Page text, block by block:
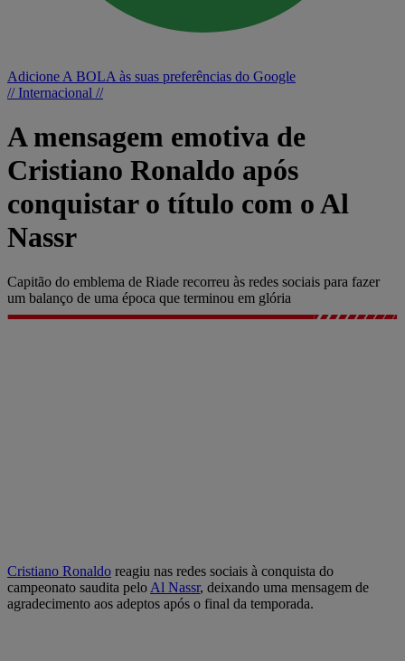
Adicione A BOLA às suas preferências do Google
// Internacional //
A mensagem emotiva de
Cristiano Ronaldo após
conquistar o título com o Al
Nassr
Capitão do emblema de Riade recorreu às redes sociais para fazer
um balanço de uma época que terminou em glória
Cristiano Ronaldo reagiu nas redes sociais à conquista do
campeonato saudita pelo Al Nassr, deixando uma mensagem de
agradecimento aos adeptos após o final da temporada.